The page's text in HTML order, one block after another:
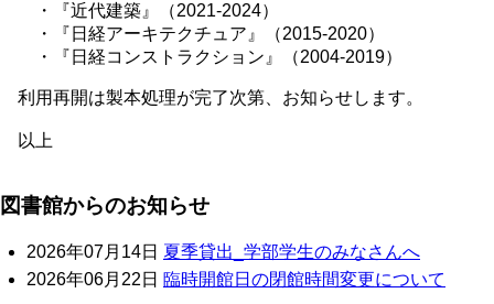
・『近代建築』（2021-2024）
・『日経アーキテクチュア』（2015-2020）
・『日経コンストラクション』（2004-2019）
利用再開は製本処理が完了次第、お知らせします。
以上
図書館からのお知らせ
2026年07月14日 夏季貸出_学部学生のみなさんへ
2026年06月22日 臨時開館日の閉館時間変更について